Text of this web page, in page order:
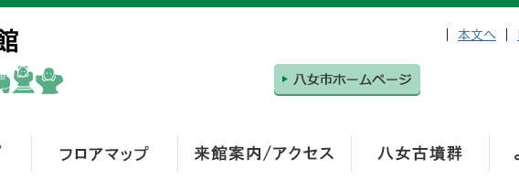
本文へ